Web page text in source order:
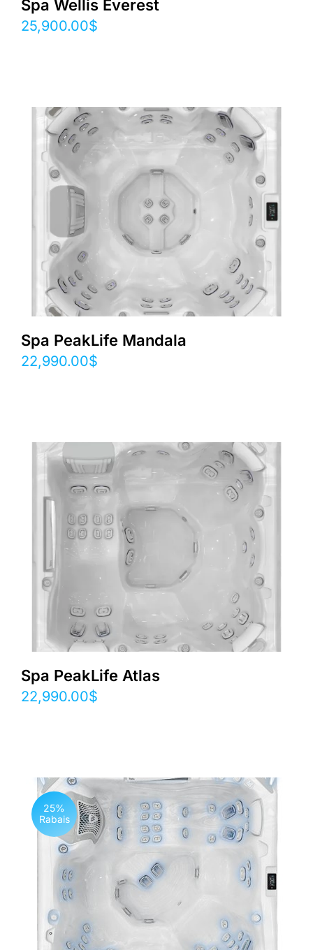
Spa Wellis Everest
25,900.00$
Spa PeakLife Mandala
22,990.00$
Spa PeakLife Atlas
22,990.00$
25%
Rabais